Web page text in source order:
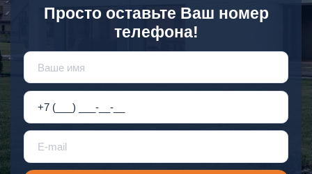
Просто оставьте Ваш номер
телефона!